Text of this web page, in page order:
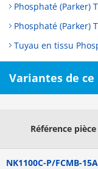
Phosphaté (Parker)
Phosphaté (Parker)
Tuyau en tissu
Variantes de
Référence pièce
NK1100C-P/FCMB-